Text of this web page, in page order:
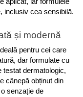
inclusiv cea sensibilă.
și modernă
pentru cei care
dar formulate cu
testat dermatologic,
cânepă obținut din
senzație de